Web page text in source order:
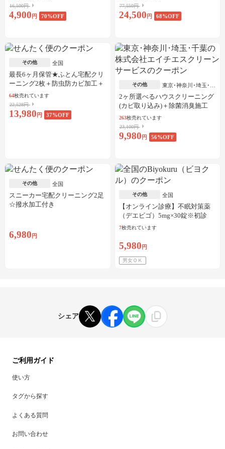
16,500円
4,900 円 70%OFF
77,550円
24,500 円 68%OFF
その他 全国
最長6ヶ月保管★ふとん宅配クリ
ーニング2枚＋防虫防カビ加工＋
しみ抜き
64枚売れています
22,528円
13,980 円 37%OFF
その他
東京･神奈川･埼玉･千
葉
2ヶ所選べるハウスクリーニング
(カビ取り込み)＋除菌消臭施工
263枚売れています
23,100円
9,980 円 56%OFF
その他 全国
スニーカー宅配クリーニング2足
☆撥水加工付き
6,980 円
その他 全国
【オンライン診療】不眠対策薬
（デエビゴ）5mg×30錠※初診
料・送料込
7枚売れています
5,980 円
男女ＯＫ
シェア
ご利用ガイド
使い方
タグから探す
よくある質問
お問い合わせ